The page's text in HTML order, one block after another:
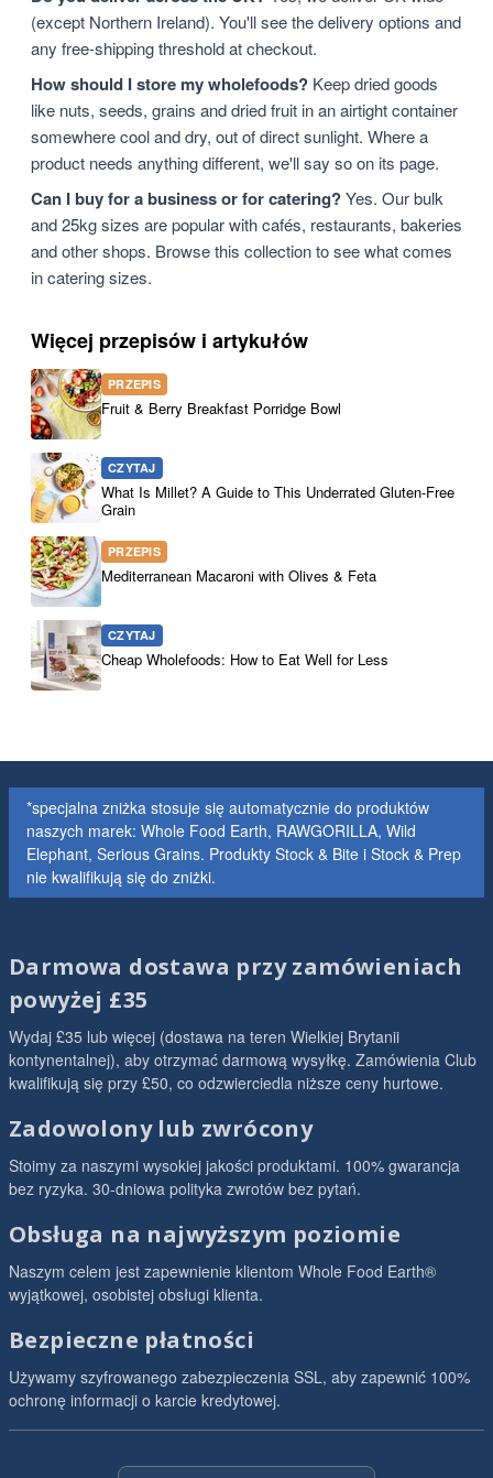
(except Northern Ireland). You'll see the delivery options and
any free-shipping threshold at checkout.
How should I store my wholefoods? Keep dried goods
like nuts, seeds, grains and dried fruit in an airtight container
somewhere cool and dry, out of direct sunlight. Where a
product needs anything different, we'll say so on its page.
Can I buy for a business or for catering?Yes. Our bulk
and 25kg sizes are popular with cafés, restaurants, bakeries
and other shops. Browse this collection to see what comes
in catering sizes.
Więcej przepisów i artykułów
PRZEPIS
Fruit & Berry Breakfast Porridge Bowl
CZYTAJ
What Is Millet? A Guide to This Underrated Gluten-Free
Grain
PRZEPIS
Mediterranean Macaroni with Olives & Feta
CZYTAJ
Cheap Wholefoods: How to Eat Well for Less
*specjalna zniżka stosuje się automatycznie do produktów
naszych marek: Whole Food Earth, RAWGORILLA, Wild
Elephant, Serious Grains. Produkty Stock & Bite i Stock & Prep
nie kwalifikują się do zniżki.
Darmowa dostawa przy zamówieniach
powyżej £35
Wydaj £35 lub więcej (dostawa na teren Wielkiej Brytanii
kontynentalnej), aby otrzymać darmową wysyłkę. Zamówienia Club
kwalifikują się przy £50, co odzwierciedla niższe ceny hurtowe.
Zadowolony lub zwrócony
Stoimy za naszymi wysokiej jakości produktami. 100% gwarancja
bez ryzyka. 30-dniowa polityka zwrotów bez pytań.
Obsługa na najwyższym poziomie
Naszym celem jest zapewnienie klientom Whole Food Earth®
wyjątkowej, osobistej obsługi klienta.
Bezpieczne płatności
Używamy szyfrowanego zabezpieczenia SSL, aby zapewnić 100%
ochronę informacji o karcie kredytowej.